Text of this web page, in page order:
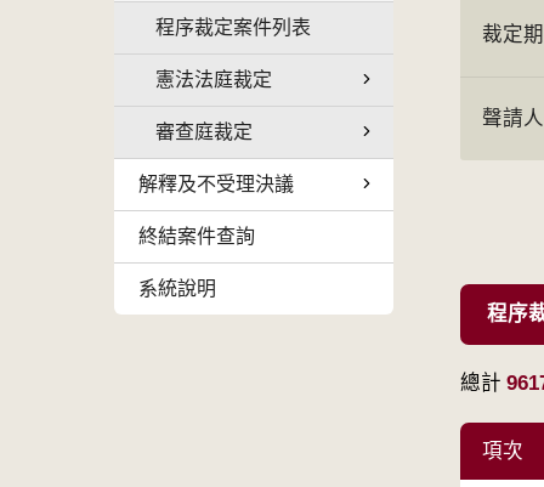
程序裁定案件列表
憲法法庭裁定
審查庭裁定
解釋及不受理決議
終結案件查詢
系統說明
裁定
聲請人
程序
總計
項次